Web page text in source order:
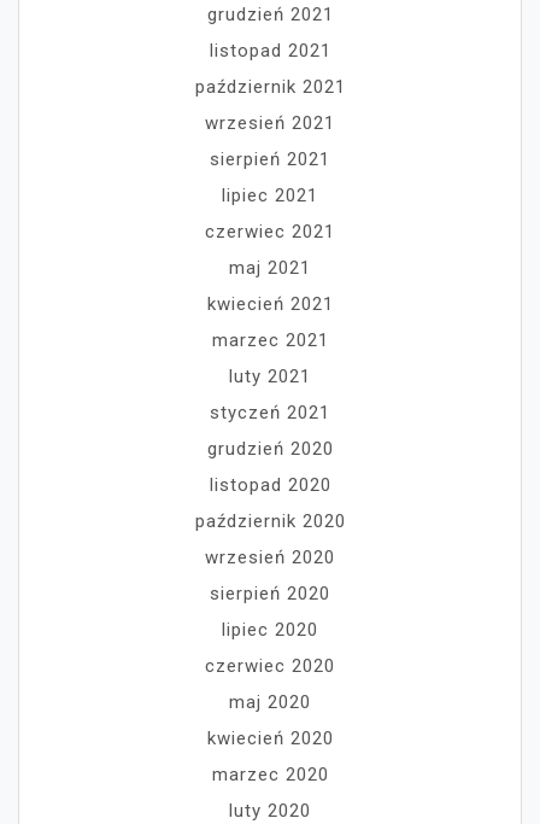
grudzień 2021
listopad 2021
październik 2021
wrzesień 2021
sierpień 2021
lipiec 2021
czerwiec 2021
maj 2021
kwiecień 2021
marzec 2021
luty 2021
styczeń 2021
grudzień 2020
listopad 2020
październik 2020
wrzesień 2020
sierpień 2020
lipiec 2020
czerwiec 2020
maj 2020
kwiecień 2020
marzec 2020
luty 2020